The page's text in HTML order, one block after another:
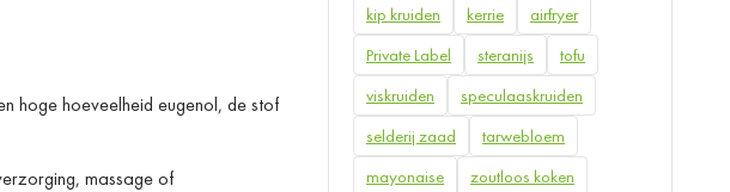
hoge hoeveelheid eugenol, de stof
massage of
kip kruiden
kerrie
airfryer
Private Label
steranijs
tofu
viskruiden
speculaaskruiden
selderij zaad
tarwebloem
mayonaise
zoutloos koken